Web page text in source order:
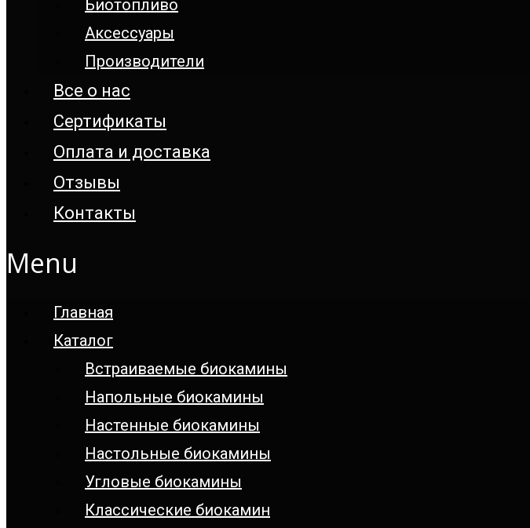
Биотопливо
Аксессуары
Производители
Все о нас
Сертификаты
Оплата и доставка
Отзывы
Контакты
Menu
Главная
Каталог
Встраиваемые биокамины
Напольные биокамины
Настенные биокамины
Настoльные биокамины
Угловые биокамины
Классические биокамин